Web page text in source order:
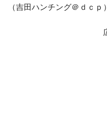
（吉田ハンチング＠ｄｃｐ）